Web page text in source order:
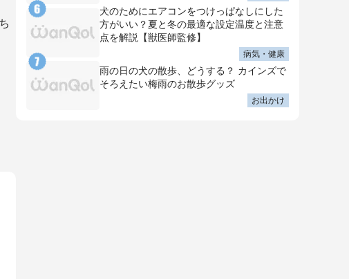
犬のためにエアコンをつけっぱなしにした
方がいい？夏と冬の最適な設定温度と注意
点を解説【獣医師監修】
病気・健康
雨の日の犬の散歩、どうする？ カインズで
そろえたい梅雨のお散歩グッズ
お出かけ